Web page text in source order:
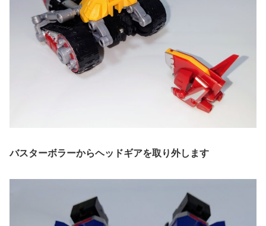
バスターボラーからヘッドギアを取り外します